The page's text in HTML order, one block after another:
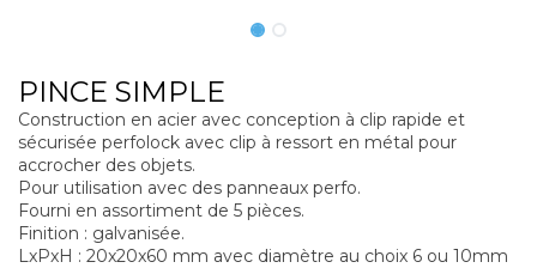
PINCE SIMPLE
Construction en acier avec conception à clip rapide et
sécurisée perfolock avec clip à ressort en métal pour
accrocher des objets.
Pour utilisation avec des panneaux perfo.
Fourni en assortiment de 5 pièces.
Finition : galvanisée.
LxPxH : 20x20x60 mm avec diamètre au choix 6 ou 10mm